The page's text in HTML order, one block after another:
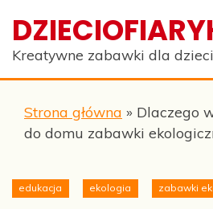
content
Kreatywne zabawki dla dzieci
Strona główna » Dlaczego
do domu zabawki
edukacja ekologia zabawki